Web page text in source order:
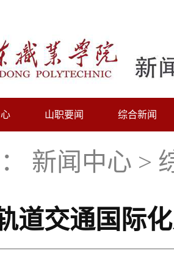
山职要闻 综合新闻
新闻中心 >
道交通国际